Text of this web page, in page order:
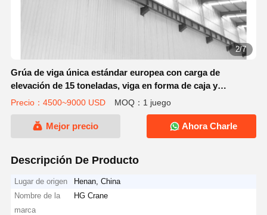
2/7
Grúa de viga única estándar europea con carga de
elevación de 15 toneladas, viga en forma de caja y
componentes eléctricos Schneider
Precio：4500~9000 USD MOQ：1 juego
Mejor precio Ahora Charle
Descripción De Producto
Lugar de origen
Henan, China
Nombre de la
marca
HG Crane